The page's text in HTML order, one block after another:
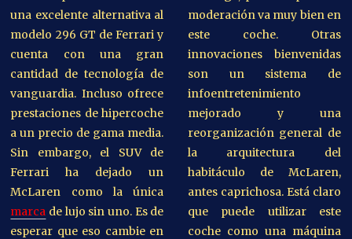
una excelente alternativa al
modelo 296 GT de Ferrari y
cuenta con una gran
cantidad de tecnología de
vanguardia. Incluso ofrece
prestaciones de hipercoche
a un precio de gama media.
Sin embargo, el SUV de
Ferrari ha dejado un
McLaren como la única
marca de lujo sin uno. Es de
esperar que eso cambie en
moderación va muy bien en
este coche. Otras
innovaciones bienvenidas
son un sistema de
infoentretenimiento
mejorado y una
reorganización general de
la arquitectura del
habitáculo de McLaren,
antes caprichosa. Está claro
que puede utilizar este
coche como una máquina